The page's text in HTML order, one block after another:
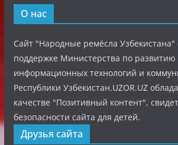
О нас
Сайт "Народные ремёсла Узбекистана"
поддержке Министерства по развитию
информационных технологий и
Республики Узбекистан.UZOR.UZ
качестве "Позитивный контент",
безопасности сайта для детей.
Друзья сайта